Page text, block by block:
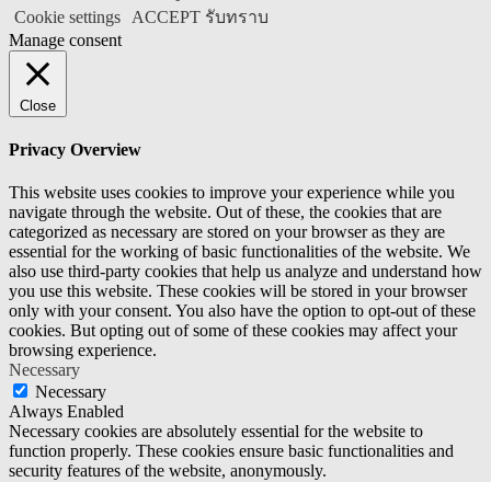
Cookie settings
ACCEPT รับทราบ
Manage consent
Close
Privacy Overview
This website uses cookies to improve your experience while you
navigate through the website. Out of these, the cookies that are
categorized as necessary are stored on your browser as they are
essential for the working of basic functionalities of the website. We
also use third-party cookies that help us analyze and understand how
you use this website. These cookies will be stored in your browser
only with your consent. You also have the option to opt-out of these
cookies. But opting out of some of these cookies may affect your
browsing experience.
Necessary
Necessary
Always Enabled
Necessary cookies are absolutely essential for the website to
function properly. These cookies ensure basic functionalities and
security features of the website, anonymously.